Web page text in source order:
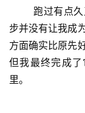
观
察
装
步并没有让我成
方面确实比原先
但我最终完成
里。